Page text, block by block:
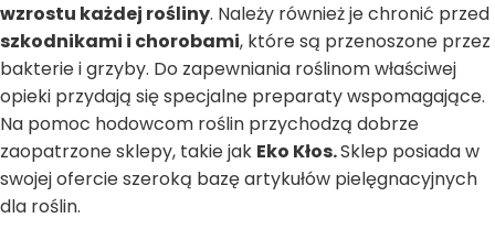
wzrostu każdej rośliny. Należy również je chronić przed
szkodnikami i chorobami, które są przenoszone przez
bakterie i grzyby. Do zapewniania roślinom właściwej
opieki przydają się specjalne preparaty wspomagające.
Na pomoc hodowcom roślin przychodzą dobrze
zaopatrzone sklepy, takie jak Eko Kłos.Sklep posiada w
swojej ofercie szeroką bazę artykułów pielęgnacyjnych
dla roślin.